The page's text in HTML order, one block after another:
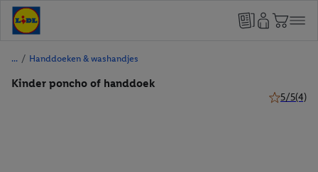
/ Handdoeken & washandjes
Kinder poncho of handdoek
5/5(4)